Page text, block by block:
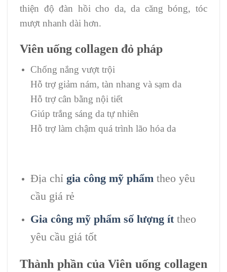
thiện độ đàn hồi cho da, da căng bóng, tóc
mượt nhanh dài hơn.
Viên uống collagen đỏ pháp
Chống nắng vượt trội
Hỗ trợ giảm nám, tàn nhang và sạm da
Hỗ trợ cân bằng nội tiết
Giúp trắng sáng da tự nhiên
Hỗ trợ làm chậm quá trình lão hóa da
Địa chỉ gia công mỹ phẩmtheo yêu
cầu giá rẻ
Gia công mỹ phẩm số lượng íttheo
yêu cầu giá tốt
Thành phần củaViên uống collagen